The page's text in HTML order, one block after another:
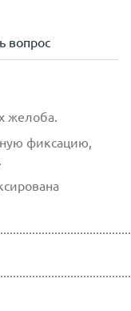
вопрос
желоба.
фиксацию,